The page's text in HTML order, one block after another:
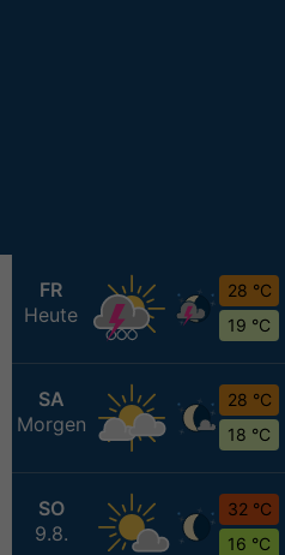
FR
Heute
28 °C
19 °C
SA
Morgen
28 °C
18 °C
SO
9.8.
32 °C
16 °C